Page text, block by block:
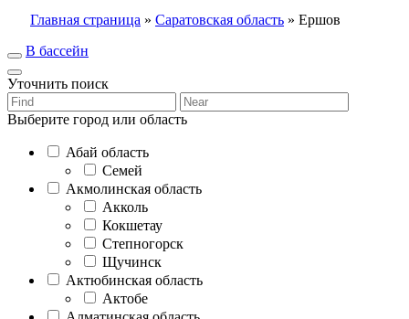
Главная страница » Саратовская область » Ершов
В бассейн
Уточнить поиск
Выберите город или область
Абай область
Семей
Акмолинская область
Акколь
Кокшетау
Степногорск
Щучинск
Актюбинская область
Актобе